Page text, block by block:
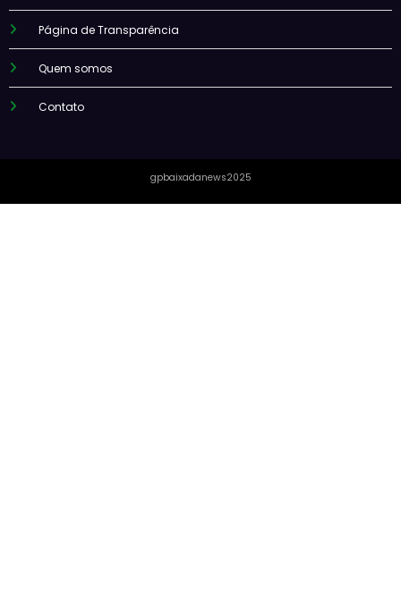
Página de Transparência
Quem somos
Contato
gpbaixadanews2025